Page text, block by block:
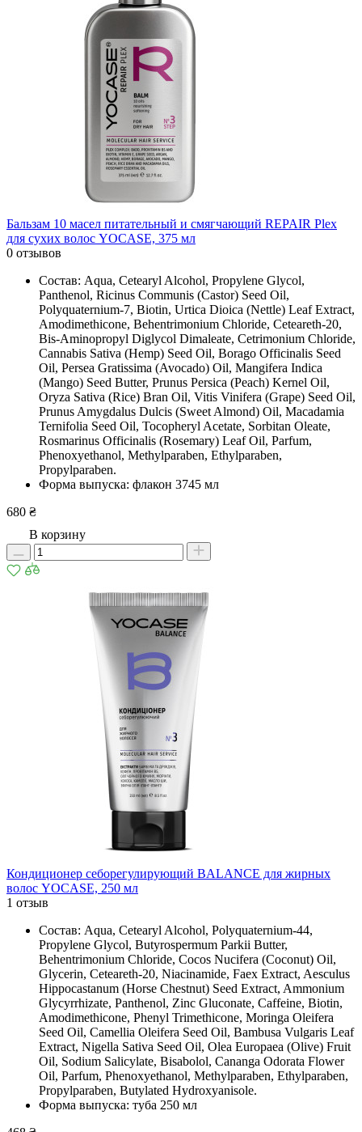
Бальзам 10 масел питательный и смягчающий REPAIR Plex
для сухих волос YOCASE, 375 мл
0 отзывов
Состав: Aqua, Cetearyl Alcohol, Propylene Glycol,
Panthenol, Ricinus Communis (Castor) Seed Oil,
Polyquaternium-7, Biotin, Urtica Dioica (Nettle) Leaf Extract,
Amodimethicone, Behentrimonium Chloride, Ceteareth-20,
Bis-Aminopropyl Diglycol Dimaleate, Cetrimonium Chloride,
Cannabis Sativa (Hemp) Seed Oil, Borago Officinalis Seed
Oil, Persea Gratissima (Avocado) Oil, Mangifera Indica
(Mango) Seed Butter, Prunus Persica (Peach) Kernel Oil,
Oryza Sativa (Rice) Bran Oil, Vitis Vinifera (Grape) Seed Oil,
Prunus Amygdalus Dulcis (Sweet Almond) Oil, Macadamia
Ternifolia Seed Oil, Tocopheryl Acetate, Sorbitan Oleate,
Rosmarinus Officinalis (Rosemary) Leaf Oil, Parfum,
Phenoxyethanol, Methylparaben, Ethylparaben,
Propylparaben.
Форма выпуска: флакон 3745 мл
680 ₴
В корзину
Кондиционер себорегулирующий BALANCE для жирных
волос YOCASE, 250 мл
1 отзыв
Состав: Aqua, Cetearyl Alcohol, Polyquaternium-44,
Propylene Glycol, Butyrospermum Parkii Butter,
Behentrimonium Chloride, Cocos Nucifera (Coconut) Oil,
Glycerin, Ceteareth-20, Niacinamide, Faex Extract, Aesculus
Hippocastanum (Horse Chestnut) Seed Extract, Ammonium
Glycyrrhizate, Panthenol, Zinc Gluconate, Caffeine, Biotin,
Amodimethicone, Phenyl Trimethicone, Moringa Oleifera
Seed Oil, Camellia Oleifera Seed Oil, Bambusa Vulgaris Leaf
Extract, Nigella Sativa Seed Oil, Olea Europaea (Olive) Fruit
Oil, Sodium Salicylate, Bisabolol, Cananga Odorata Flower
Oil, Parfum, Phenoxyethanol, Methylparaben, Ethylparaben,
Propylparaben, Butylated Hydroxyanisole.
Форма выпуска: туба 250 мл